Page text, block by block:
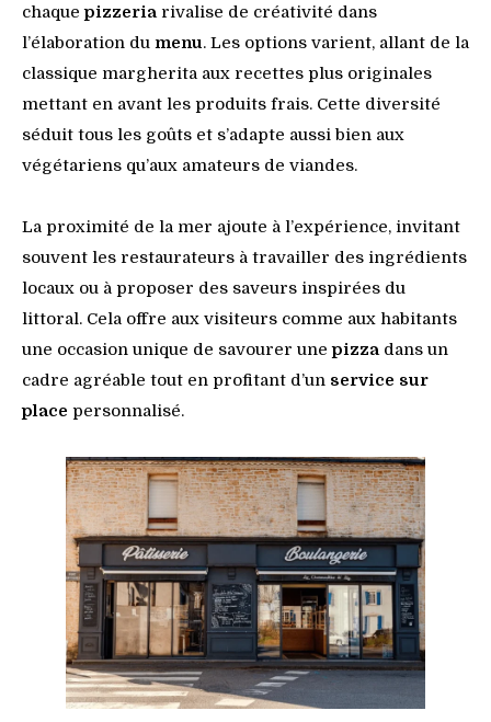
chaquepizzeriarivalise de créativité dans
l’élaboration du menu. Les options varient, allant de la
classique margherita aux recettes plus originales
mettant en avant les produits frais. Cette diversité
séduit tous les goûts et s’adapte aussi bien aux
végétariens qu’aux amateurs de viandes.
La proximité de la mer ajoute à l’expérience, invitant
souvent les restaurateurs à travailler des ingrédients
locaux ou à proposer des saveurs inspirées du
littoral. Cela offre aux visiteurs comme aux habitants
une occasion unique de savourer unepizzadans un
cadre agréable tout en profitant d’un service sur
place personnalisé.